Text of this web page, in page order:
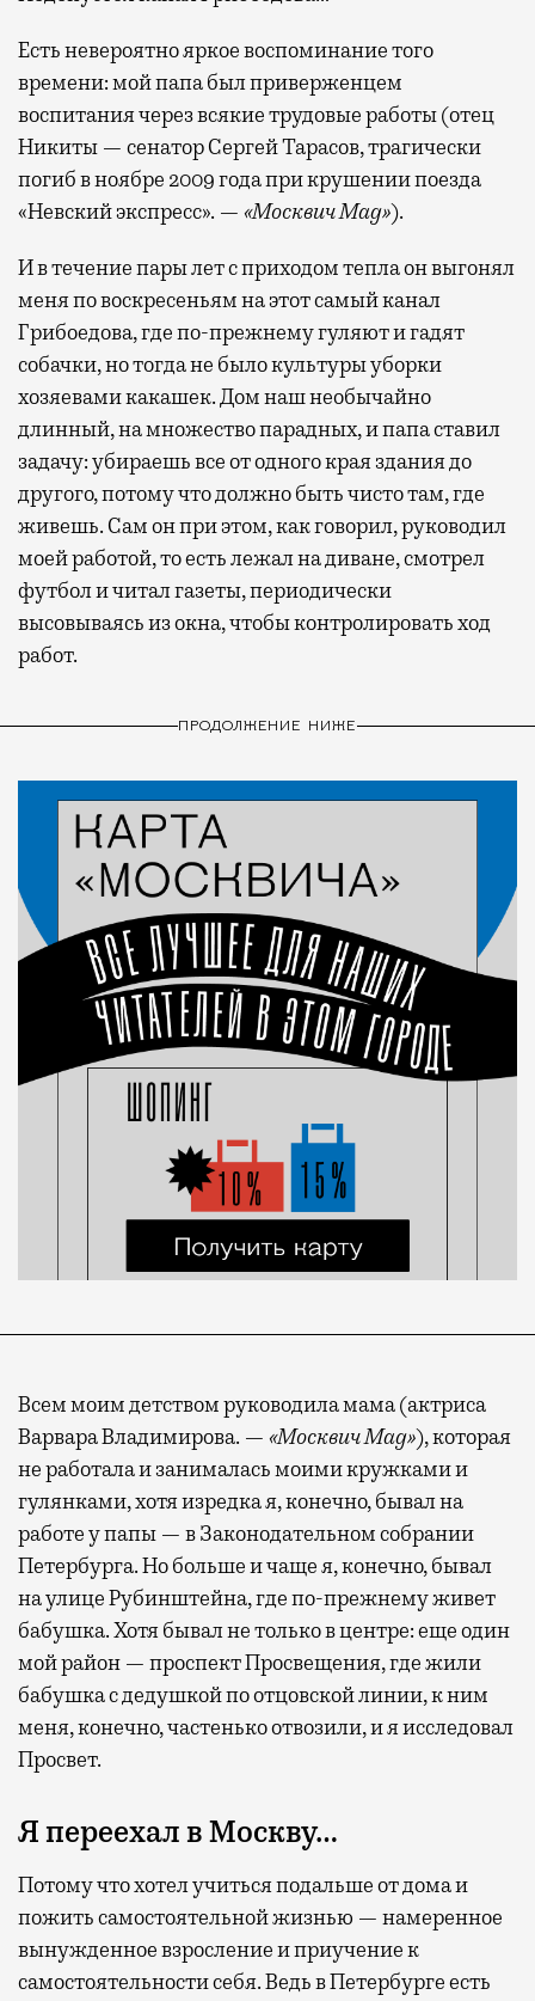
Есть невероятно яркое воспоминание того
времени: мой папа был приверженцем
воспитания через всякие трудовые работы (отец
Никиты — сенатор Сергей Тарасов, трагически
погиб в ноябре 2009 года при крушении поезда
«Невский экспресс». — «Москвич Mag»).
И в течение пары лет с приходом тепла он выгонял
меня по воскресеньям на этот самый канал
Грибоедова, где по-прежнему гуляют и гадят
собачки, но тогда не было культуры уборки
хозяевами какашек. Дом наш необычайно
длинный, на множество парадных, и папа ставил
задачу: убираешь все от одного края здания до
другого, потому что должно быть чисто там, где
живешь. Сам он при этом, как говорил, руководил
моей работой, то есть лежал на диване, смотрел
футбол и читал газеты, периодически
высовываясь из окна, чтобы контролировать ход
работ.
ПРОДОЛЖЕНИЕ НИЖЕ
Всем моим детством руководила мама (актриса
Варвара Владимирова. — «Москвич Mag»), которая
не работала и занималась моими кружками и
гулянками, хотя изредка я, конечно, бывал на
работе у папы — в Законодательном собрании
Петербурга. Но больше и чаще я, конечно, бывал
на улице Рубинштейна, где по-прежнему живет
бабушка. Хотя бывал не только в центре: еще один
мой район — проспект Просвещения, где жили
бабушка с дедушкой по отцовской линии, к ним
меня, конечно, частенько отвозили, и я исследовал
Просвет.
Я переехал в Москву…
Потому что хотел учиться подальше от дома и
пожить самостоятельной жизнью — намеренное
вынужденное взросление и приучение к
самостоятельности себя. Ведь в Петербурге есть